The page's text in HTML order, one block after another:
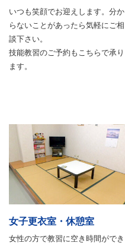
いつも笑顔でお迎えします。分か
らないことがあったら気軽にご相
談下さい。
技能教習のご予約もこちらで承り
ます。
女子更衣室・休憩室
女性の方で教習に空き時間ができ